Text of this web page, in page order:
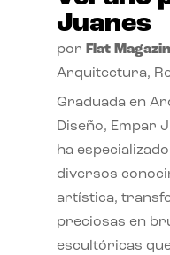
Juanes
por Flat
Arquitectura,
Graduada en
Diseño, Empar
ha
diversos
artística,
preciosas en
escultóricas